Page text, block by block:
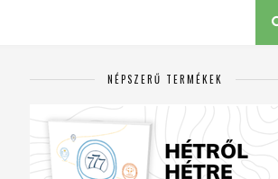
NÉPSZERŰ TERMÉKEK